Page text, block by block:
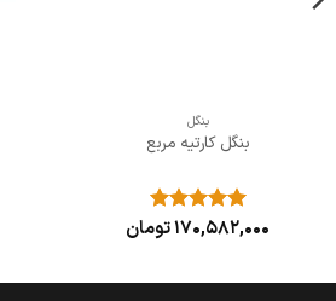
بنگل
بنگل کارتیه مربع
نمره 5از
170,582,000تومان